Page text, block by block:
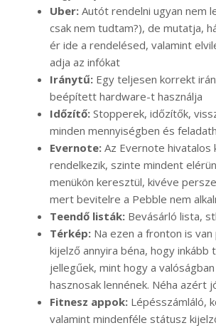
Uber: Autót rendelni ugyan nem
csak nem tudtam?), de mutatja,
ér ide a rendelésed, valamint
adja az infókat
Iránytű: Egy teljesen korrekt
beépített hardware-t használja
Időzítő: Stopperek, időzítők,
minden mennyiségben és
Evernote: Az Evernote hivatalos
rendelkezik, szinte mindent
menükön keresztül, kivéve
mert bevitelre a Pebble nem
Teendő listák: Bevásárló lista,
Térkép: Na ezen a fronton is
kijelző annyira béna, hogy inkább
jellegűek, mint hogy a
hasznosak lennének. Néha azért
Fitnesz appok: Lépésszámláló,
valamint mindenféle státusz